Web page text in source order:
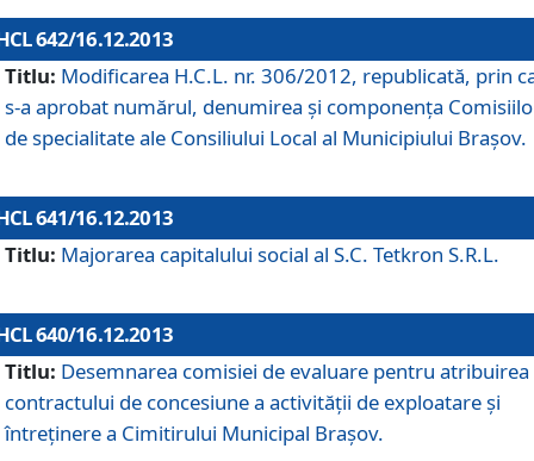
642/16.12.2013
Titlu: Modificarea H.C.L. nr. 306/2012, republicată, prin
s-a aprobat numărul, denumirea şi componenţa
de specialitate ale Consiliului Local al Municipiului Braşov.
641/16.12.2013
Titlu: Majorarea capitalului social al S.C. Tetkron S.R.L.
640/16.12.2013
Titlu: Desemnarea comisiei de evaluare pentru atribuirea
contractului de concesiune a activităţii de exploatare şi
întreţinere a Cimitirului Municipal Braşov.